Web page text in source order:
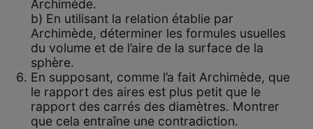
Archimède.
b) En utilisant la relation établie par
Archimède, déterminer les formules usuelles
du volume et de l’aire de la surface de la
sphère.
En supposant, comme l’a fait Archimède, que
le rapport des aires est plus petit que le
rapport des carrés des diamètres. Montrer
que cela entraîne une contradiction.